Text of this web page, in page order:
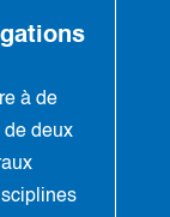
à de
deux